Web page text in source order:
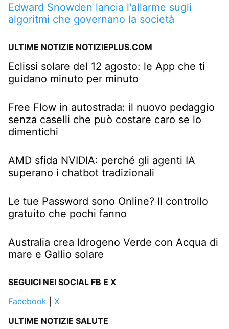
Edward Snowden lancia l'allarme sugli
algoritmi che governano la società
ULTIME NOTIZIE NOTIZIEPLUS.COM
Eclissi solare del 12 agosto: le App che ti
guidano minuto per minuto
Free Flow in autostrada: il nuovo pedaggio
senza caselli che può costare caro se lo
dimentichi
AMD sfida NVIDIA: perché gli agenti IA
superano i chatbot tradizionali
Le tue Password sono Online? Il controllo
gratuito che pochi fanno
Australia crea Idrogeno Verde con Acqua di
mare e Gallio solare
SEGUICI NEI SOCIAL FB E X
Facebook
X
ULTIME NOTIZIE SALUTE